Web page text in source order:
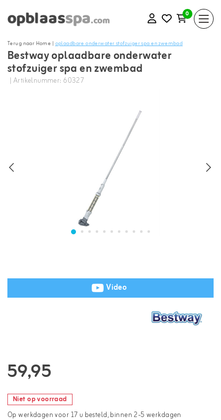
0
Terug naar Home |oplaadbare onderwater stofzuiger spa en zwembad
Bestway oplaadbare onderwater
stofzuiger spa en zwembad
| Artikelnummer: 60327
Video
59,95
Niet op voorraad
Op werkdagen voor 17 u besteld, binnen 2-5 werkdagen